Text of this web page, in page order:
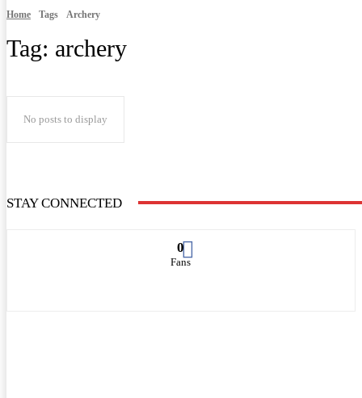
Home Tags Archery
Tag: archery
No posts to display
STAY CONNECTED
0
Fans